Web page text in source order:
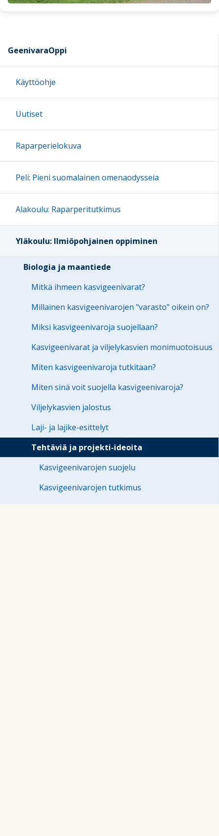
GeenivaraOppi
Käyttöohje
Uutiset
Raparperielokuva
Peli: Pieni suomalainen omenaodysseia
Alakoulu: Raparperitutkimus
Yläkoulu: Ilmiöpohjainen oppiminen
Biologia ja maantiede
Mitkä ihmeen kasvigeenivarat?
Millainen kasvigeenivarojen "varasto" oikein on?
Miksi kasvigeenivaroja suojellaan?
Kasvigeenivarat ja viljelykasvien monimuotoisuus
Miten kasvigeenivaroja tutkitaan?
Miten sinä voit suojella kasvigeenivaroja?
Viljelykasvien jalostus
Laji- ja lajike-esittelyt
Tehtäviä ja projekti-ideoita
Kasvigeenivarojen suojelu
Kasvigeenivarojen tutkimus